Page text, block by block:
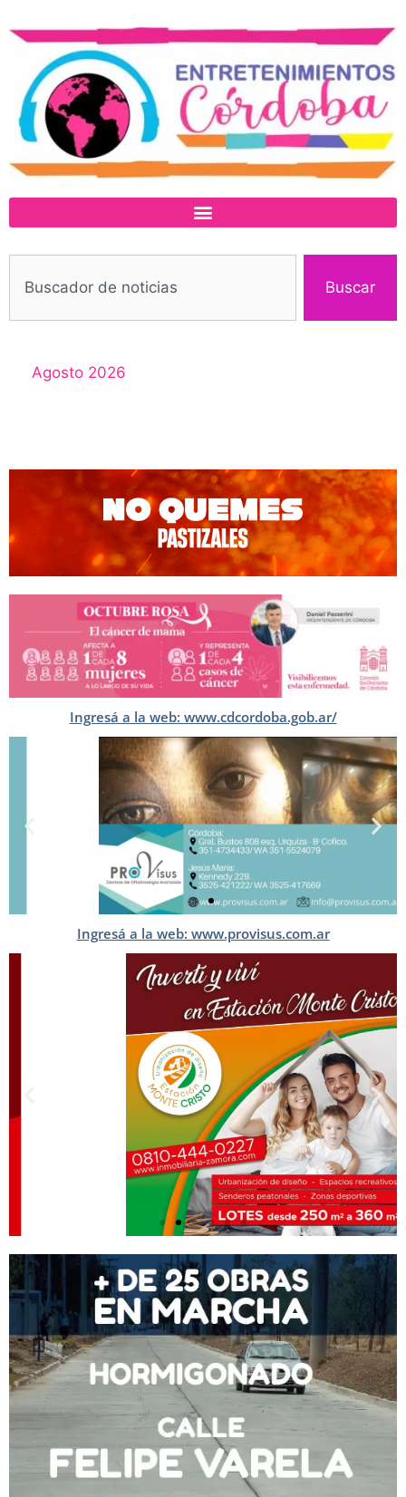
Buscar
Agosto 2026
Ingresá a la web: www.cdcordoba.gob.ar/
Ingresá a la web: www.provisus.com.ar